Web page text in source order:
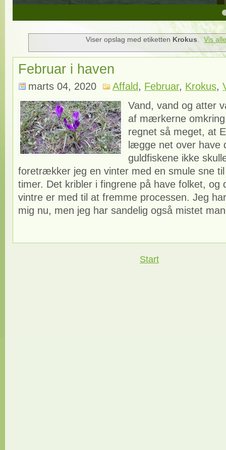
Viser opslag med etiketten Krokus. Vis
Februar i haven
marts 04, 2020 Affald, Februar, Krokus,
Vand, vand og atter
af mærkerne
regnet så meget, at
lægge net over have
guldfiskene ikke
foretrækker jeg en vinter med en smule sne
timer. Det kribler i fingrene på have folket, og
vintre er med til at fremme processen. Jeg
mig nu, men jeg har sandelig også mistet
Start